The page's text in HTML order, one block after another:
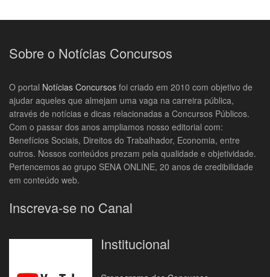
Sobre o Notícias Concursos
O portal Notícias Concursos foi criado em 2010 com objetivo de
ajudar aqueles que almejam uma vaga na carreira pública,
através de notícias e dicas relacionadas a Concursos Públicos.
Com o passar dos anos ampliamos nosso editorial com:
Benefícios Sociais, Direitos do Trabalhador, Economia, entre
outros. Nossos conteúdos prezam pela qualidade e objetividade.
Pertencemos ao grupo SENA ONLINE, 20 anos de credibilidade
em conteúdo web.
Inscreva-se no Canal
Institucional